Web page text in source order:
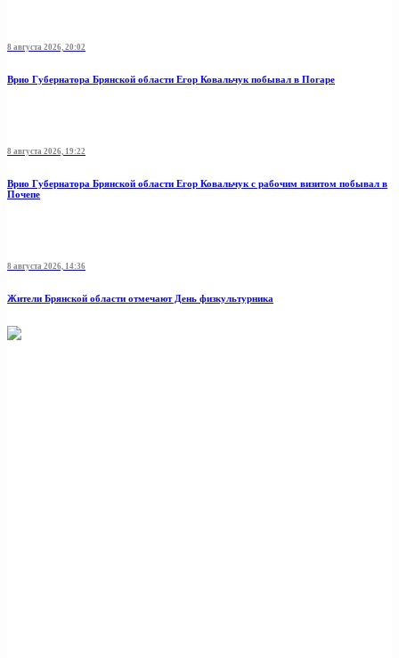
8 августа 2026, 20:02
Врио Губернатора Брянской области Егор Ковальчук побывал в Погаре
8 августа 2026, 19:22
Врио Губернатора Брянской области Егор Ковальчук с рабочим визитом побывал в
Почепе
8 августа 2026, 14:36
Жители Брянской области отмечают День физкультурника